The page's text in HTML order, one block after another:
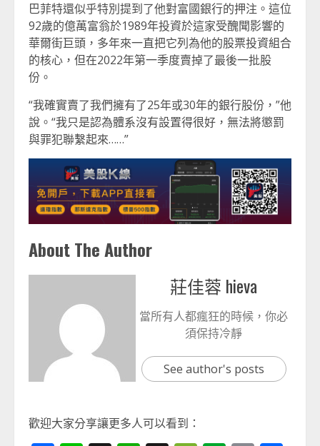
巴菲特還似乎特別提到了他對富國銀行的押注。這位
92歲的億萬富翁於1989年投資於這家受醜聞影響的
華爾街巨頭，多年來一直把它列為他的股票投資組合
的核心，但在2022年第一季度賣掉了最後一批股
份。
“我確實賣了我們擁有了25年或30年的銀行股份，”他
說。“我只是認為體系沒有設置得很好，無法將懲罰
與罪犯聯繫起來……”
About The Author
莊佳蓉 hieva
當所有人都瘋狂的時候，你必
須保持冷靜
See author's posts
歡迎大家分享讓更多人可以看到：